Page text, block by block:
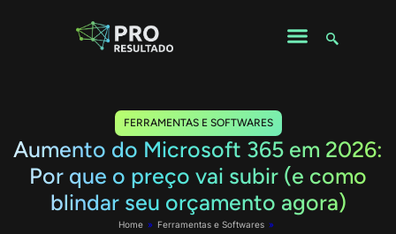
FERRAMENTAS E SOFTWARES
Aumento do Microsoft 365 em 2026:
Por que o preço vai subir (e como
blindar seu orçamento agora)
Home » Ferramentas e Softwares »